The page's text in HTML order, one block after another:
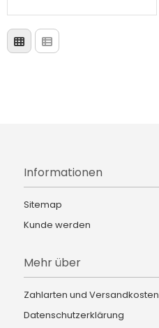
Informationen
Sitemap
Kunde werden
Mehr über
Zahlarten und Versandkosten
Datenschutzerklärung